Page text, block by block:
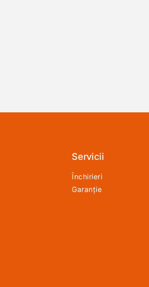
Servicii
Închirieri
Garanție